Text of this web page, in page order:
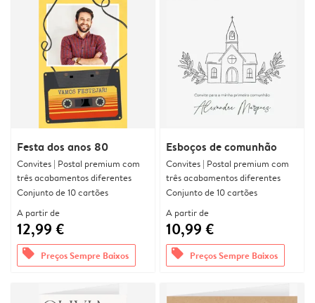
Festa dos anos 80
Convites | Postal premium com
três acabamentos diferentes
Conjunto de 10 cartões
A partir de
12,99 €
offers Preços Sempre Baixos
Esboços de comunhão
Convites | Postal premium com
três acabamentos diferentes
Conjunto de 10 cartões
A partir de
10,99 €
offers Preços Sempre Baixos